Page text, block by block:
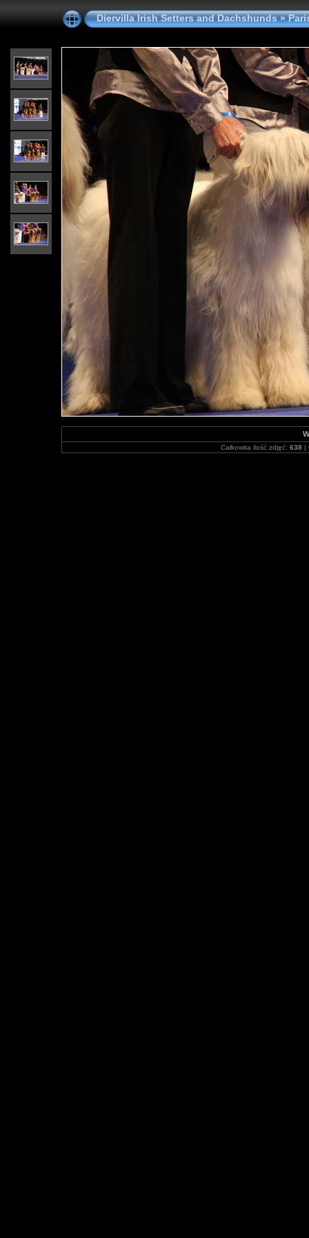
Diervilla Irish Setters and Dachshunds»
Całkowita ilość zdjęć: 638 |